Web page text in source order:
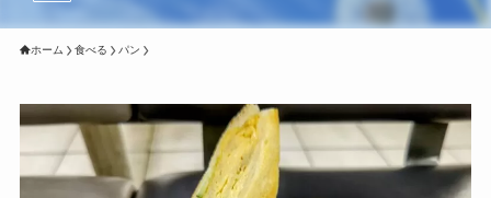
ホーム 食べる パン